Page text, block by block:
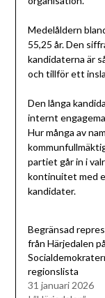
Medelåldern
55,25 år. Den
kandidaterna är
och tillför ett
Den långa
internt
Hur många av
partiet går in i
kontinuitet med
kandidater.
Begränsad
från Härjedalen på
regionslista
31 januari 2026